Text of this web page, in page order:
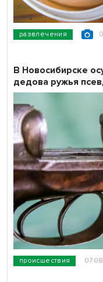
развлечения
происшествия
В Новосибирске
дедова ружья